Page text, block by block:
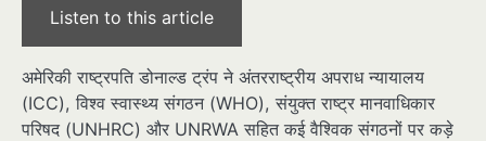
Listen to this article
अमेरिकी राष्ट्रपति डोनाल्ड ट्रंप ने अंतरराष्ट्रीय अपराध न्यायालय
(ICC), विश्व स्वास्थ्य संगठन (WHO), संयुक्त राष्ट्र मानवाधिकार
परिषद (UNHRC) और UNRWA सहित कई वैश्विक संगठनों पर कड़े